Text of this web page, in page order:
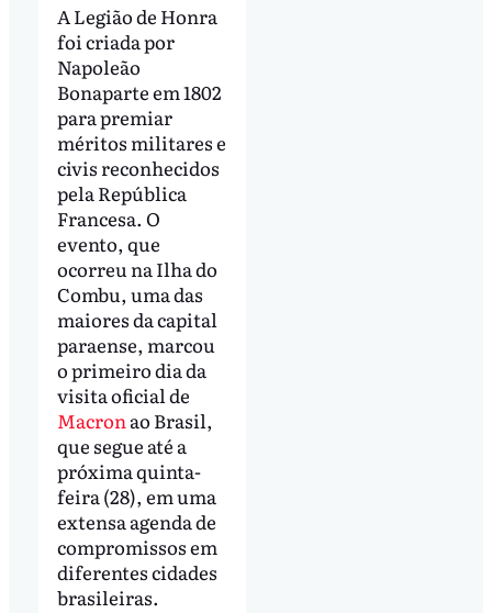
A Legião de Honra
foi criada por
Napoleão
Bonaparte em 1802
para premiar
méritos militares e
civis reconhecidos
pela República
Francesa. O
evento, que
ocorreu na Ilha do
Combu, uma das
maiores da capital
paraense, marcou
o primeiro dia da
visita oficial de
Macron ao Brasil,
que segue até a
próxima quinta-
feira (28), em uma
extensa agenda de
compromissos em
diferentes cidades
brasileiras.